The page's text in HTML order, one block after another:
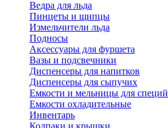
Ведра для льда
Пинцеты и щипцы
Измельчители льда
Подносы
Аксессуары для фуршета
Вазы и подсвечники
Диспенсеры для напитков
Диспенсеры для сыпучих
Емкости и мельницы для специй
Емкости охладительные
Инвентарь
Колпаки и крышки